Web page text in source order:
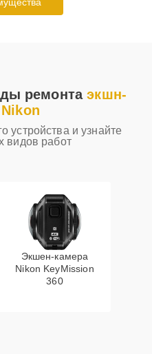
ремонтаэкшн-
устройства и узнайте
видов работ
Экшен-камера
Nikon KeyMission
360